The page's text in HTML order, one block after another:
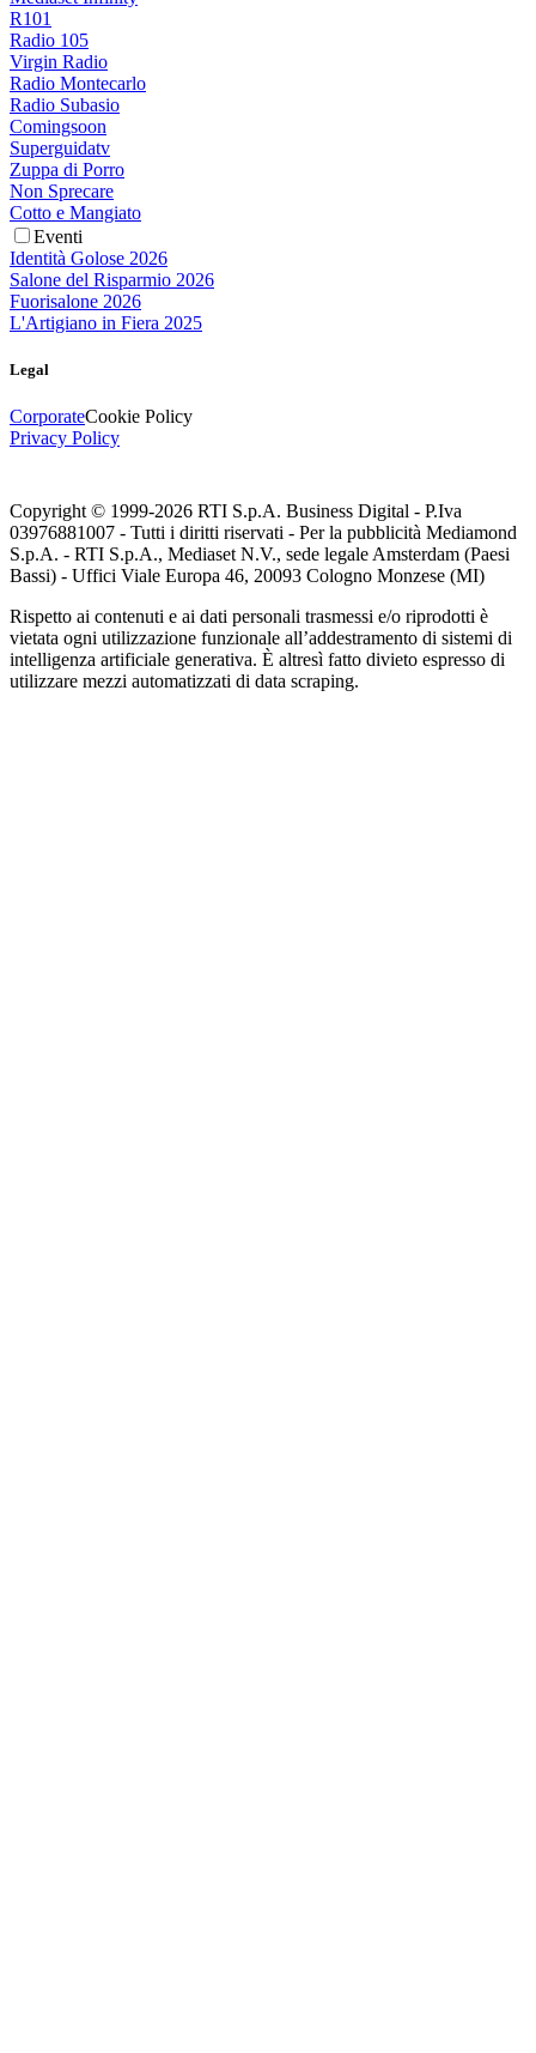
R101
Radio 105
Virgin Radio
Radio Montecarlo
Radio Subasio
Comingsoon
Superguidatv
Zuppa di Porro
Non Sprecare
Cotto e Mangiato
Eventi
Identità Golose 2026
Salone del Risparmio 2026
Fuorisalone 2026
L'Artigiano in Fiera 2025
Legal
CorporateCookie Policy
Privacy Policy
Copyright © 1999-2026 RTI S.p.A. Business Digital - P.Iva
03976881007 - Tutti i diritti riservati - Per la pubblicità Mediamond
S.p.A. - RTI S.p.A., Mediaset N.V., sede legale Amsterdam (Paesi
Bassi) - Uffici Viale Europa 46, 20093 Cologno Monzese (MI)
Rispetto ai contenuti e ai dati personali trasmessi e/o riprodotti è
vietata ogni utilizzazione funzionale all’addestramento di sistemi di
intelligenza artificiale generativa. È altresì fatto divieto espresso di
utilizzare mezzi automatizzati di data scraping.